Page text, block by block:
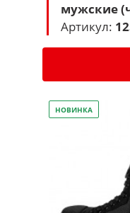
мужские
Артикул:
НОВИНКА